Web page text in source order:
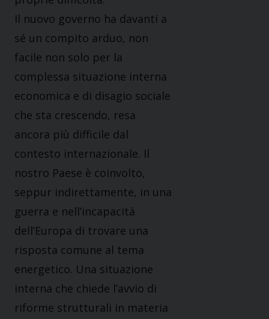
Il nuovo governo ha davanti a
sé un compito arduo, non
facile non solo per la
complessa situazione interna
economica e di disagio sociale
che sta crescendo, resa
ancora più difficile dal
contesto internazionale. Il
nostro Paese è coinvolto,
seppur indirettamente, in una
guerra e nell’incapacità
dell’Europa di trovare una
risposta comune al tema
energetico. Una situazione
interna che chiede l’avvio di
riforme strutturali in materia